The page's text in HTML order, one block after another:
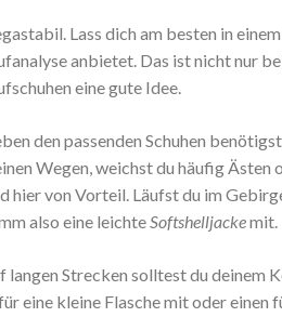
Lass dich am besten in
anbietet. Das ist nicht nur
eine gute Idee.
den passenden Schuhen
Wegen, weichst du häufig Ästen
hier von Vorteil. Läufst du im
also eine leichteSoftshelljackemit.
langen Strecken solltest du deinem
eine kleine Flasche mit oder